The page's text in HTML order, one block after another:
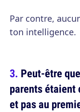
Par contre,
ton intelligence.
Peut-être
parents étaient
et pas au